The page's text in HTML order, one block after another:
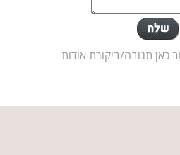
כאן תגובה/ביקורת אודות